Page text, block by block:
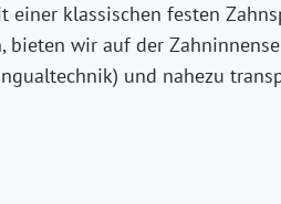
einer klassischen festen
bieten wir auf der
und nahezu